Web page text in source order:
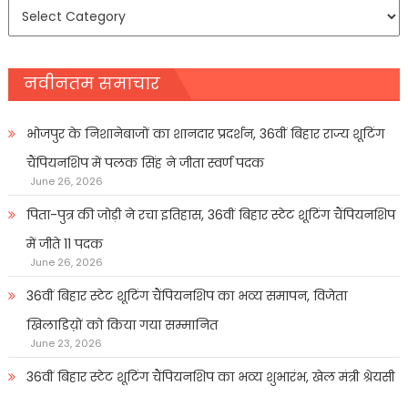
समाचार
नवीनतम समाचार
भोजपुर के निशानेबाजों का शानदार प्रदर्शन, 36वीं बिहार राज्य शूटिंग
चैंपियनशिप में पलक सिंह ने जीता स्वर्ण पदक
June 26, 2026
पिता-पुत्र की जोड़ी ने रचा इतिहास, 36वीं बिहार स्टेट शूटिंग चैंपियनशिप
में जीते 11 पदक
June 26, 2026
36वीं बिहार स्टेट शूटिंग चैंपियनशिप का भव्य समापन, विजेता
खिलाडिय़ों को किया गया सम्मानित
June 23, 2026
36वीं बिहार स्टेट शूटिंग चैंपियनशिप का भव्य शुभारंभ, खेल मंत्री श्रेयसी